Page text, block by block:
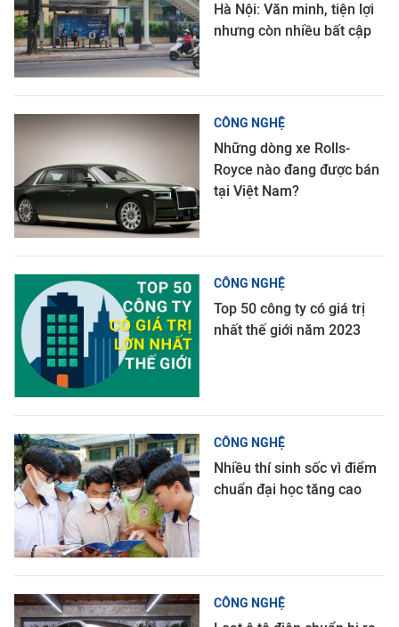
Hà Nội: Văn minh, tiện lợi
nhưng còn nhiều bất cập
CÔNG NGHỆ
Những dòng xe Rolls-
Royce nào đang được bán
tại Việt Nam?
CÔNG NGHỆ
Top 50 công ty có giá trị
nhất thế giới năm 2023
CÔNG NGHỆ
Nhiều thí sinh sốc vì điểm
chuẩn đại học tăng cao
CÔNG NGHỆ